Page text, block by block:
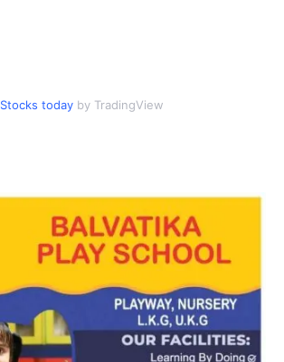
Stocks today by TradingView